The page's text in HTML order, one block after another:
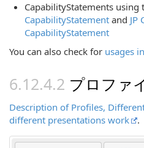
CapabilityStatements using
CapabilityStatement and JP
CapabilityStatement
You can also check for usages
プロファ
Description of Profiles,
different presentations work
.